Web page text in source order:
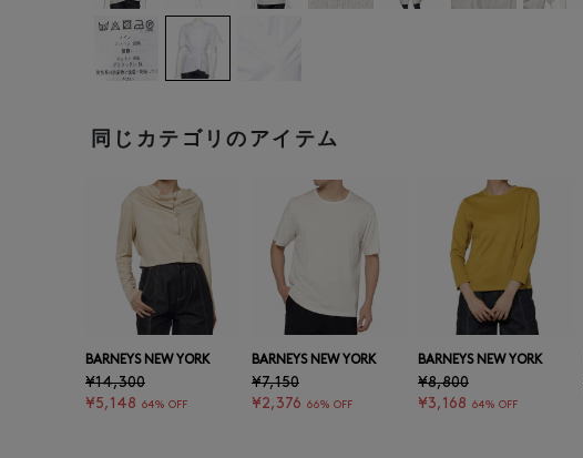
同じカテゴリのアイテム
BARNEYS NEW YORK
¥14,300
¥5,148 64% OFF
BARNEYS NEW YORK
¥7,150
¥2,376 66% OFF
BARNEYS NEW YORK
¥8,800
¥3,168 64% OFF